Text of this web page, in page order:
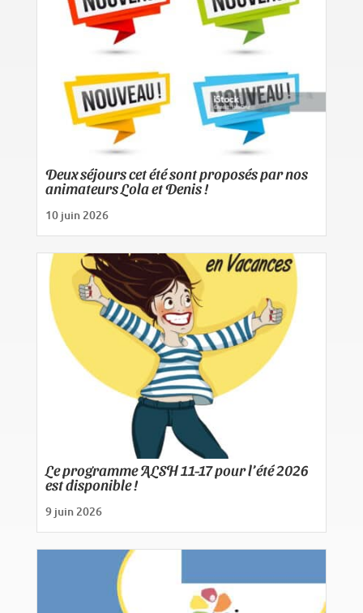
Deux séjours cet été sont proposés par nos
animateurs Lola et Denis !
10 juin 2026
Le programme ALSH 11-17 pour l’été 2026
est disponible !
9 juin 2026